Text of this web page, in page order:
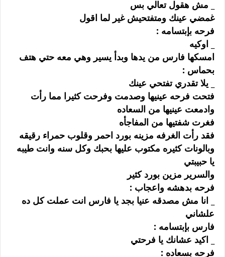
_ ﻣﺶ ﻫﻘﻮﻝ ﺗﻌﺎﻟﻲ ﺑﺲ
ﻏﻤﻀﻲ ﻋﻴﻨﻚ ﻭﻣﺘﻔﺘﺤﻴﺶ ﻏﻴﺮ ﻟﻤﺎ ﺍﻗﻮﻝ
ﻓﺮﺣﻪ ﺑﺈﺑﺘﺴﺎﻣﻪ :
_ ﺍﻭﻛﻴﻪ
ﺍﻣﺴﻜﻬﺎ ﻓﺎﺭﺱ ﻣﻦ ﻳﺪﻫﺎ ﻭﺑﺪﺃ ﻳﺴﻴﺮ ﻭﻫﻲ ﻣﻌﻪ ﺣﺘﻲ ﻫﺘﻒ
ﺑﺤﻤﺎﺱ :
_ ﻳﻼ ﺗﻘﺪﺭﻱ ﺗﻔﺘﺤﻲ ﻋﻴﻨﻚ
ﻓﺘﺤﺖ ﻓﺮﺣﻪ ﻋﻴﻨﻴﻬﺎ ﻭﺻﺪﻣﺖ ﻭﻓﺮﺣﺖ ﻛﺜﻴﺮﺍ ﻣﻤﺎ ﺭﺃﺕ
ﻭﺍﺩﻣﻌﺖ ﻋﻴﻨﻴﻬﺎ ﻣﻦ ﺍﻟﺴﻌﺎﺩﻩ
ﻓﻐﺮﺕ ﺷﻔﺘﻴﻬﺎ ﻣﻦ ﺍﻟﻤﻔﺎﺟﺄﻩ
ﻓﻘﺪ ﺭﺃﺕ ﺍﻟﻐﺮﻓﻪ ﻣﺰﻳﻨﻪ ﺑﻮﺭﺩ ﺍﺣﻤﺮ ﻭﻗﻠﻮﺏ ﺣﻤﺮﺍﺀ ﺭﻗﻴﻘﻪ
ﻭﺑﺎﻟﻮﻧﺎﺕ ﻛﺜﻴﺮﻩ ﻣﻜﺘﻮﺏ ﻋﻠﻴﻬﺎ ﺑﺤﺒﻚ ﻭﻛﻞ ﺳﻨﻪ ﻭﺍﻧﺖ ﻃﻴﺒﻪ
ﻳﺎ ﺣﺒﻴﺒﺘﻲ
ﻭﺍﻟﺴﺮﻳﺮ ﻣﺰﻳﻦ ﺑﻮﺭﺩ ﻛﺜﻴﺮ
ﻓﺮﺣﻪ ﺑﺪﻫﺸﻪ ﻭﺍﻋﺠﺎﺏ :
_ ﺍﻧﺎ ﻣﺶ ﻣﺼﺪﻗﻪ ﻋﻨﻴﺎ ﺑﺠﺪ ﻳﺎ ﻓﺎﺭﺱ ﺍﻧﺖ ﻋﻤﻠﺖ ﻛﻞ ﺩﻩ
ﻋﻠﺸﺎﻧﻲ
ﻓﺎﺭﺱ ﺑﺈﺑﺘﺴﺎﻣﻪ :
_ ﺍﻛﻴﺪ ﻋﺸﺎﻧﻚ ﻳﺎ ﻓﺮﺣﺘﻲ
ﻓﺮﺣﻪ ﺑﺴﻌﺎﺩﻩ :